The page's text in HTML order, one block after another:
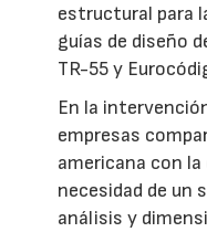
estructural para
guías de diseño
TR-55 y
En la
empresas
americana con
necesidad de un
análisis y